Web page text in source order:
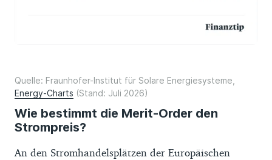
Quelle: Fraunhofer-Institut für Solare Energiesysteme,
Energy-Charts (Stand: Juli 2026)
Wie bestimmt die Merit-Order den
Strompreis?
An den Stromhandelsplätzen der Europäischen